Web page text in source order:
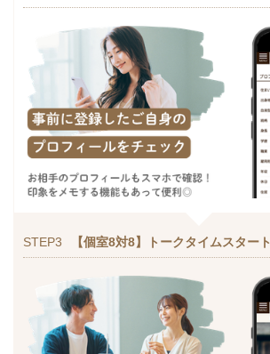
STEP3 【個室8対8】トークタイムスタート